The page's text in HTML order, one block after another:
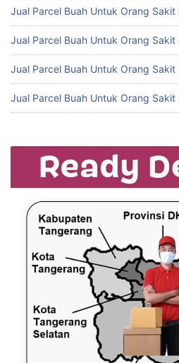
Jual Parcel Buah Untuk Orang Sakit
Jual Parcel Buah Untuk Orang Sakit
Jual Parcel Buah Untuk Orang Sakit
Jual Parcel Buah Untuk Orang Sakit